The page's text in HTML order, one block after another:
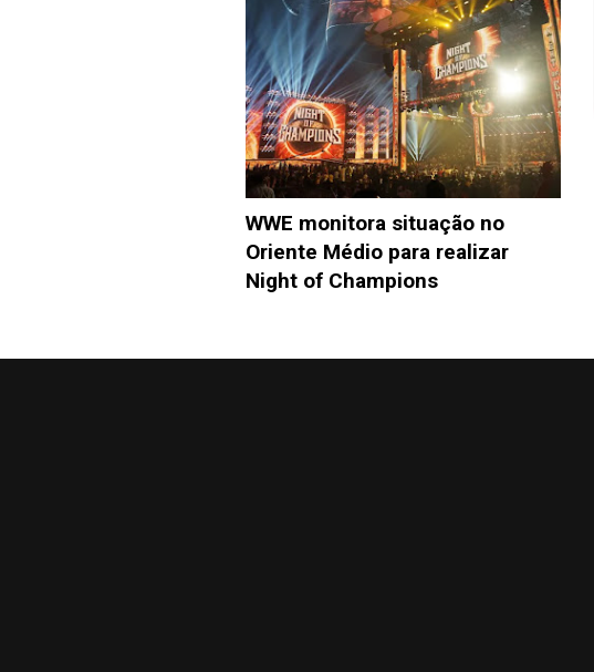
WWE monitora situação no
Oriente Médio para realizar
Night of Champions